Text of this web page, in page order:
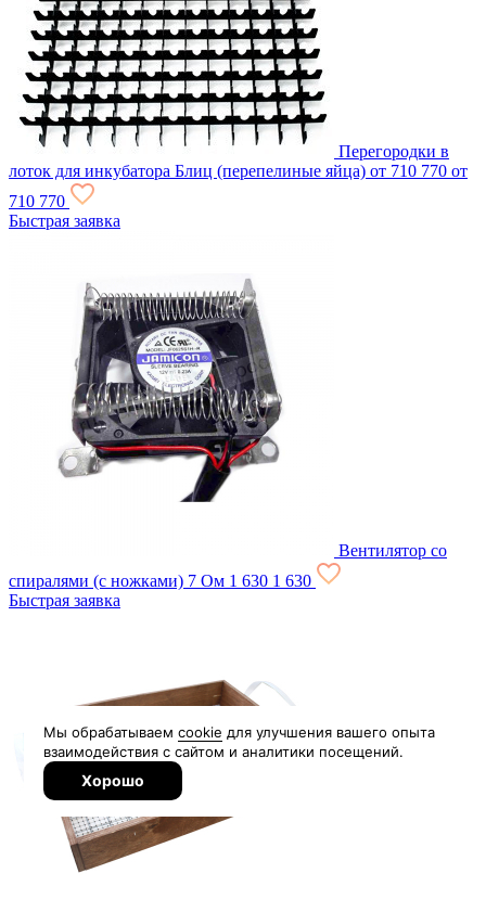
Перегородки в
лоток для инкубатора Блиц (перепелиные яйца) от 710 770 от
710 770
Быстрая заявка
Вентилятор со
спиралями (с ножками) 7 Ом 1 630 1 630
Быстрая заявка